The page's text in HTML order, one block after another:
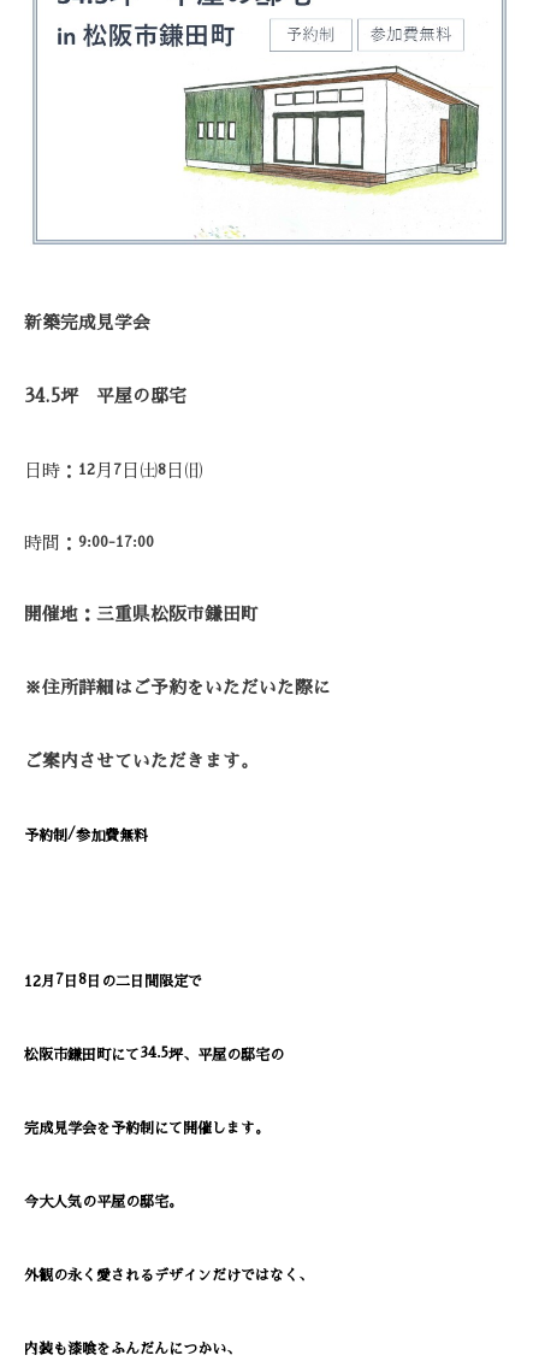
新築完成見学会
34.5坪 平屋の邸宅
日時： 12 月 7 日㈯8 日㈰
時間： 9:00-17:00
開催地：三重県松阪市鎌田町
※住所詳細はご予約をいただいた際に
ご案内させていただきます。
予約制 /参加費無料
12月7 日8 日の二日間限定で
松阪市鎌田町にて34.5坪、平屋の邸宅の
完成見学会を予約制にて開催します。
今大人気の平屋の邸宅。
外観の永く愛されるデザインだけではなく、
内装も漆喰をふんだんにつかい、